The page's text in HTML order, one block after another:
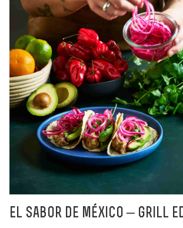
el sabor de méxico – grill